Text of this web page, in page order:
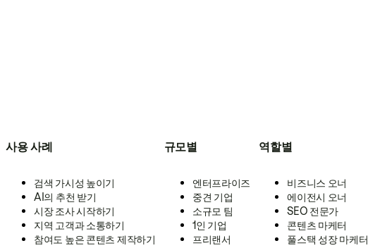
사용 사례
검색 가시성 높이기
AI의 추천 받기
시장 조사 시작하기
지역 고객과 소통하기
참여도 높은 콘텐츠 제작하기
규모별
엔터프라이즈
중견 기업
소규모 팀
1인 기업
프리랜서
역할별
비즈니스 오너
에이전시 오너
SEO 전문가
콘텐츠 마케터
풀스택 성장 마케터